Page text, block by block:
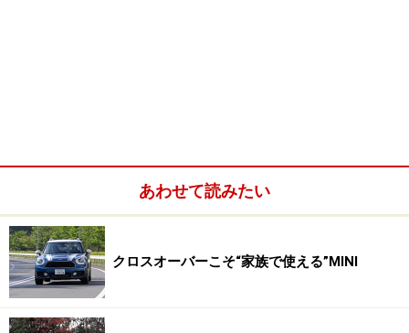
ることまでも、何から何まで同じ。クラブマンでも、ま
ったくもってミニと変わらぬ“遊び勝手”である。
ハイスペックモデルのジョンクーパーワークス（JCW）もラ
インナップ。最高出力211psを誇り、価格は417万円となる
あわせて読みたい
クロスオーバーこそ“家族で使える”MINI